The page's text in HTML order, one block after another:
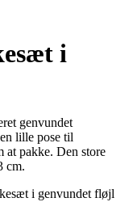
i
genvundet
lille pose til
at pakke. Den store
cm.
i genvundet fløjl